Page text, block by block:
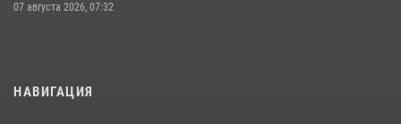
07 августа 2026, 07:32
НАВИГАЦИЯ